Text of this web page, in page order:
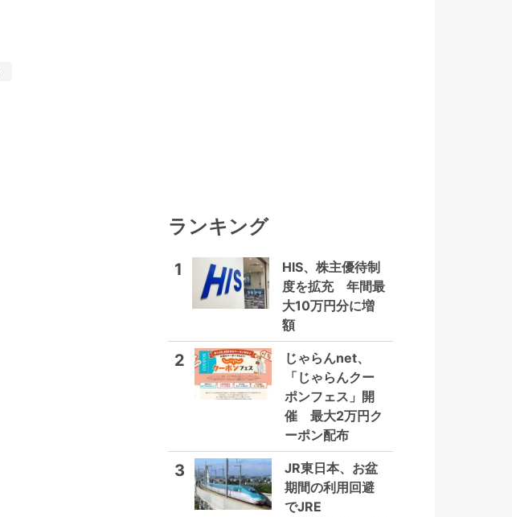
ランキング
1
HIS、株主優待制
度を拡充 年間最
大10万円分に増
額
2
じゃらんnet、
「じゃらんクー
ポンフェス」開
催 最大2万円ク
ーポン配布
3
JR東日本、お盆
期間の利用回避
でJRE